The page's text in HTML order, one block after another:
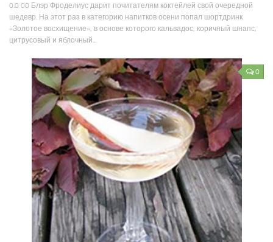
0.0 00 Блэр Фроделиус дарит почитателям коктейлей свой очередной
шедевр. На этот раз в категорию напитков осени попал шортдринк
«Золотое восхищение», в основе которого кальвадос, коричный шнапс,
цитрусовый и яблочный...
0